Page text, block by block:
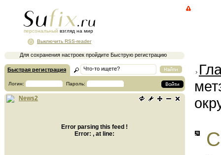
персональный взгляд на мир
Для сохранения настроек пройдите Быструю регистрацию
Выключить RSS-reader
Быстрая регистрация
Логин: Пароль:
News2
Error parsing this feed !
Error: , at line: